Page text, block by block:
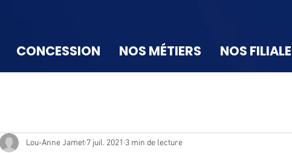
CONCESSION NOS MÉTIERS NOS
Lou-Anne Jamet 7 juil. 2021 3 min de lecture